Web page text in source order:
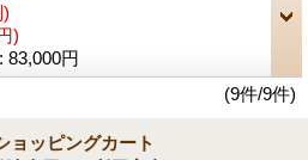
)
: 83,000円
(9件/9件)
ョッピングカート